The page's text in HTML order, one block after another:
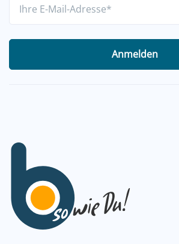
Anmelden